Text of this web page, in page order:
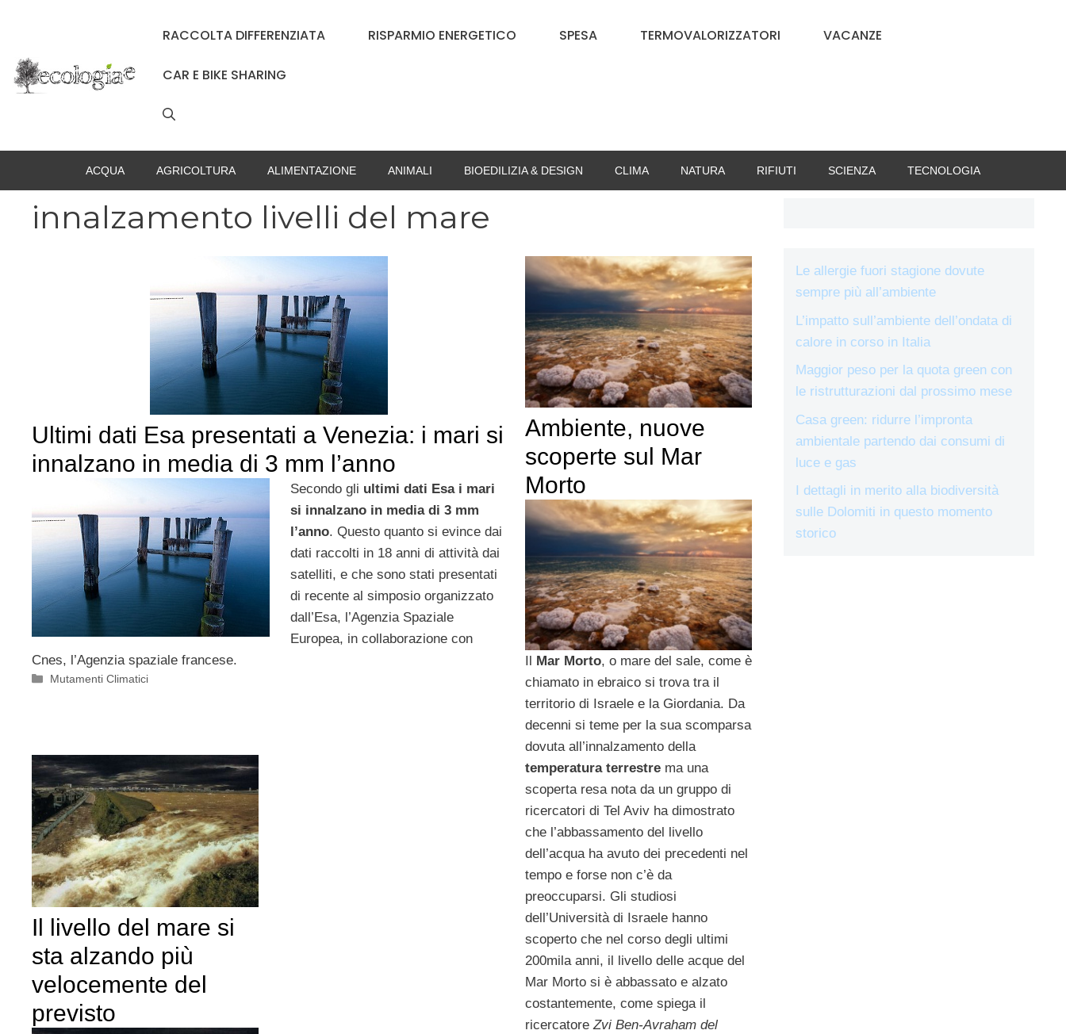
RACCOLTA DIFFERENZIATA RISPARMIO ENERGETICO SPESA TERMOVALORIZZATORI VACANZE
CAR E BIKE SHARING
ACQUA AGRICOLTURA ALIMENTAZIONE ANIMALI BIOEDILIZIA & DESIGN CLIMA NATURA RIFIUTI SCIENZA TECNOLOGIA
innalzamento livelli del mare
Ultimi dati Esa presentati a Venezia: i mari si
innalzano in media di 3 mm l’anno
Secondo gli ultimi dati Esa i mari
si innalzano in media di 3 mm
l’anno. Questo quanto si evince dai
dati raccolti in 18 anni di attività dai
satelliti, e che sono stati presentati
di recente al simposio organizzato
dall’Esa, l’Agenzia Spaziale
Europea, in collaborazione con
Cnes, l’Agenzia spaziale francese.
Categorie
Mutamenti Climatici
Ambiente, nuove
scoperte sul Mar
Morto
Mar Morto, o mare del sale, come è
chiamato in ebraico si trova tra il
territorio di Israele e la Giordania. Da
decenni si teme per la sua scomparsa
dovuta all’innalzamento della
temperatura terrestrema una
scoperta resa nota da un gruppo di
ricercatori di Tel Aviv ha dimostrato
che l’abbassamento del livello
dell’acqua ha avuto dei precedenti nel
tempo e forse non c’è da
preoccuparsi. Gli studiosi
dell’Università di Israele hanno
scoperto che nel corso degli ultimi
200mila anni, il livello delle acque del
Mar Morto si è abbassato e alzato
costantemente, come spiega il
ricercatoreZvi Ben-Avraham del
Il livello del mare si
sta alzando più
velocemente del
previsto
Le allergie fuori stagione dovute
sempre più all’ambiente
L’impatto sull’ambiente dell’ondata di
calore in corso in Italia
Maggior peso per la quota green con
le ristrutturazioni dal prossimo mese
Casa green: ridurre l’impronta
ambientale partendo dai consumi di
luce e gas
I dettagli in merito alla biodiversità
sulle Dolomiti in questo momento
storico